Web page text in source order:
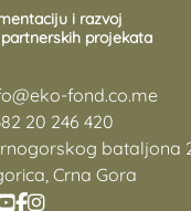
i razvoj
projekata
fond.co.me
20 246 420
bataljona
Crna Gora